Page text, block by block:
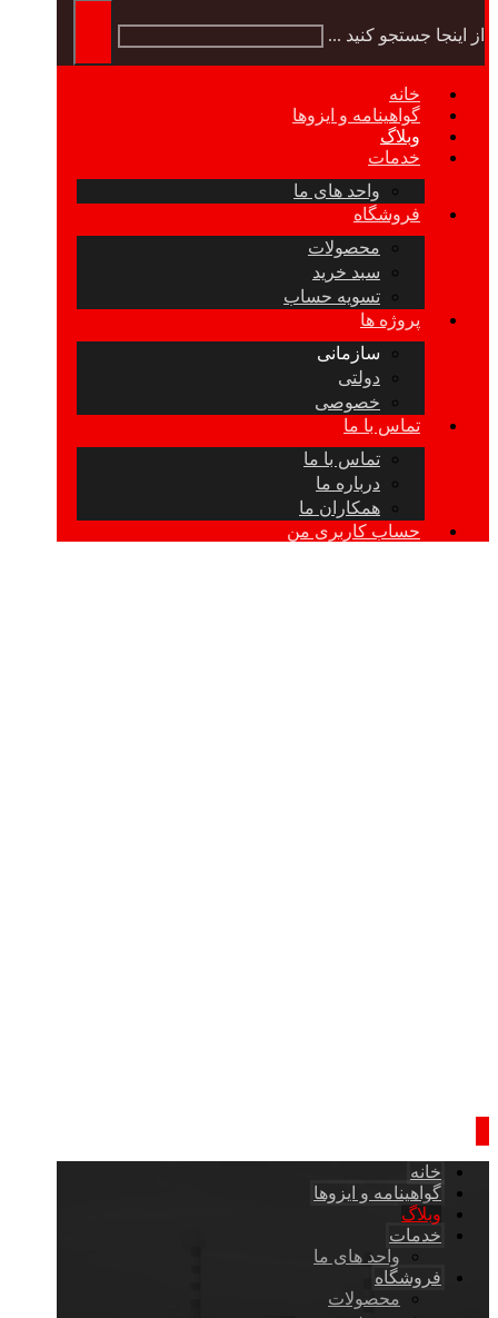
از اینجا جستجو کنید ...
خانه
گواهینامه و ایزوها
وبلاگ
خدمات
واحد های ما
فروشگاه
محصولات
سبد خرید
تسویه حساب
پروژه ها
سازمانی
دولتی
خصوصی
تماس با ما
تماس با ما
درباره ما
همکاران ما
حساب کاربری من
خانه
گواهینامه و ایزوها
وبلاگ
خدمات
واحد های ما
فروشگاه
محصولات